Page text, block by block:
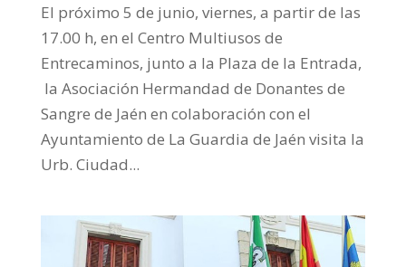
El próximo 5 de junio, viernes, a partir de las
17.00 h, en el Centro Multiusos de
Entrecaminos, junto a la Plaza de la Entrada,
la Asociación Hermandad de Donantes de
Sangre de Jaén en colaboración con el
Ayuntamiento de La Guardia de Jaén visita la
Urb. Ciudad...